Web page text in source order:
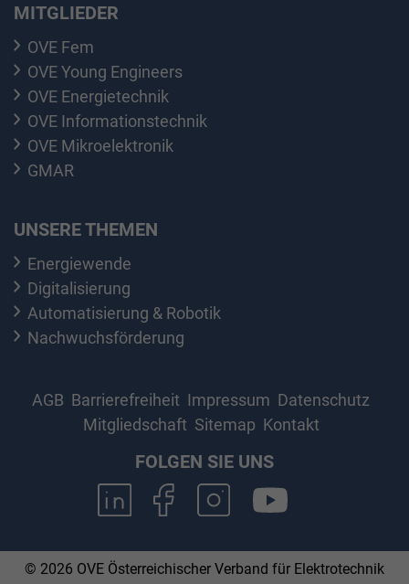
MITGLIEDER
OVE Fem
OVE Young Engineers
OVE Energietechnik
OVE Informationstechnik
OVE Mikroelektronik
GMAR
UNSERE THEMEN
Energiewende
Digitalisierung
Automatisierung & Robotik
Nachwuchsförderung
AGB Barrierefreiheit Impressum Datenschutz
Mitgliedschaft Sitemap Kontakt
FOLGEN SIE UNS
© 2026 OVE Österreichischer Verband für Elektrotechnik